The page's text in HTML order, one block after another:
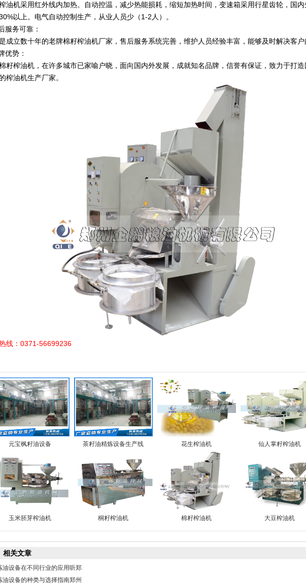
油机采用红外线内加热。自动控温，减少热能损耗，缩短加热时间，变速箱采用行星齿轮，国
以上。电气自动控制生产，从业人员少（1-2人）。
服务可靠：
成立数十年的老牌棉籽榨油机厂家，售后服务系统完善，维护人员经验丰富，能够及时解决客户
优势：
籽榨油机，在许多城市已家喻户晓，面向国内外发展，成就知名品牌，信誉有保证，致力于打造
榨油机生产厂家。
线：0371-56699236
元宝枫籽油设备 茶籽油精炼设备生产线 花生榨油机 仙人掌籽榨油机
玉米胚芽榨油机 桐籽榨油机 棉籽榨油机 大豆榨油机
相关文章
油设备在不同行业的应用听郑
油设备的种类与选择指南郑州